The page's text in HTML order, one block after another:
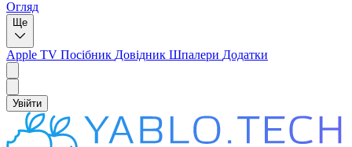
Огляд
Ще
Apple TV Посібник Довідник Шпалери Додатки
Увійти